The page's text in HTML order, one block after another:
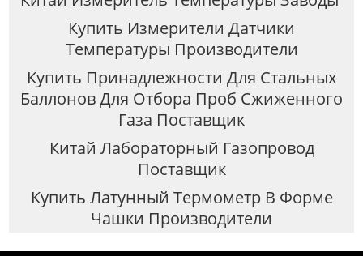
Купить Измерители Датчики
Температуры Производители
Купить Принадлежности Для Стальных
Баллонов Для Отбора Проб Сжиженного
Газа Поставщик
Китай Лабораторный Газопровод
Поставщик
Купить Латунный Термометр В Форме
Чашки Производители